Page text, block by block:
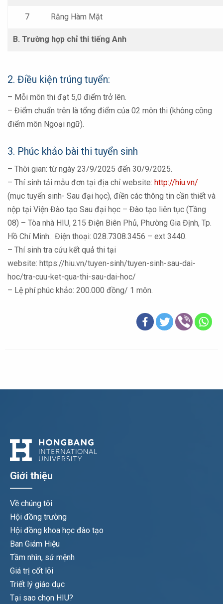
7 Răng Hàm Mặt
B. Trường hợp chỉ thi tiếng Anh
2. Điều kiện trúng tuyển:
– Mỗi môn thi đạt 5,0 điểm trở lên.
– Điểm chuẩn trên là tổng điểm của 02 môn thi (không cộng
điểm môn Ngoại ngữ).
3. Phúc khảo bài thi tuyển sinh
– Thời gian: từ ngày 23/9/2025 đến 30/9/2025.
– Thí sinh tải mẫu đơn tại địa chỉ website: http://hiu.vn/
(mục tuyển sinh- Sau đại học), điền các thông tin cần thiết và
nộp tại Viện Đào tạo Sau đại học – Đào tạo liên tục (Tầng
08) – Tòa nhà HIU, 215 Điện Biên Phủ, Phường Gia Định, Tp.
Hồ Chí Minh. Điện thoại: 028.7308.3456 – ext 3440.
– Thí sinh tra cứu kết quả thi tại
website: https://hiu.vn/tuyen-sinh/tuyen-sinh-sau-dai-
hoc/tra-cuu-ket-qua-thi-sau-dai-hoc/
– Lệ phí phúc khảo: 200.000 đồng/ 1 môn.
Giới thiệu
Về chúng tôi
Hội đồng trường
Hội đồng khoa học đào tạo
Ban Giám Hiệu
Tầm nhìn, sứ mệnh
Giá trị cốt lõi
Triết lý giáo dục
Tại sao chọn HIU?